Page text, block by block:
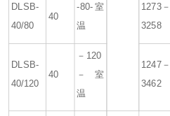
DLSB-
40/80
40
-80-室
温
1273－
3258
DLSB-
40/120
40
－120
－室
温
1247－
3462